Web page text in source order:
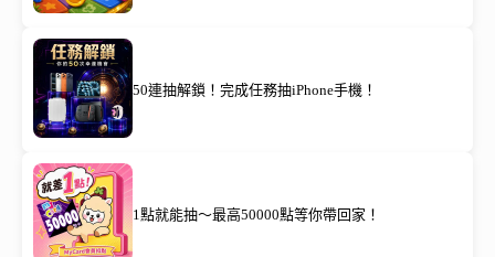
50連抽解鎖！完成任務抽iPhone手機！
1點就能抽～最高50000點等你帶回家！